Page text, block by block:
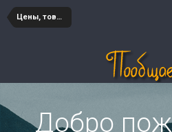
Цены, товары и услуги
Добро